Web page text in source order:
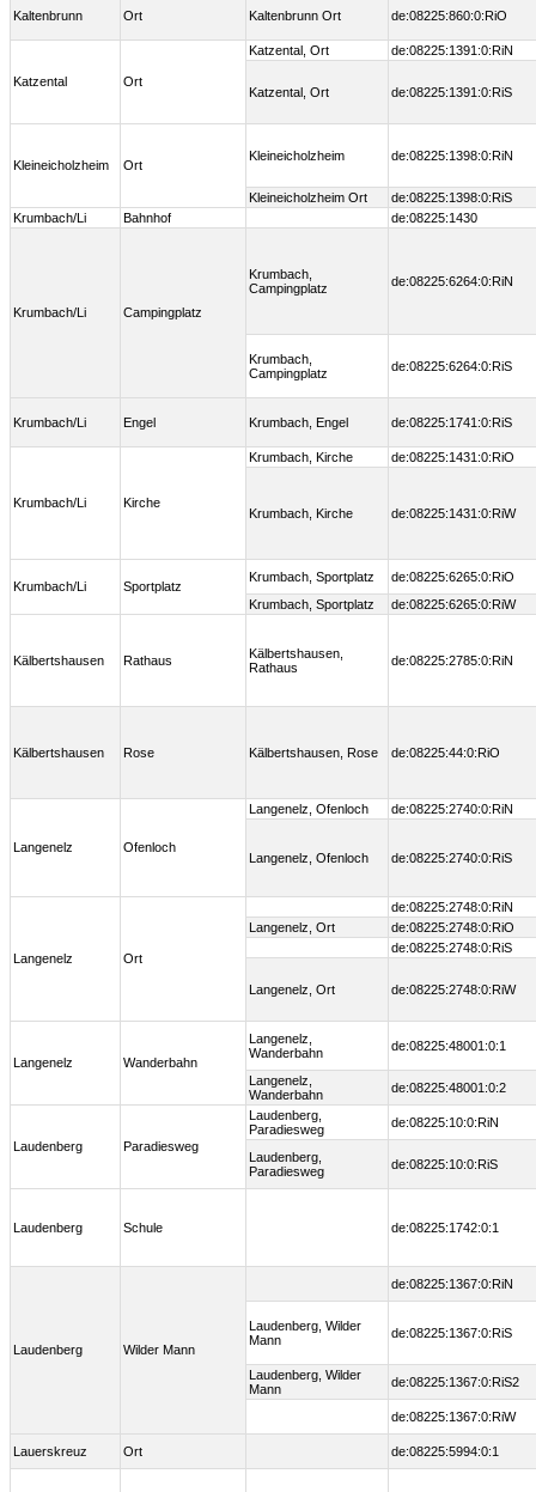
Kaltenbrunn Ort Kaltenbrunn Ort de:08225:860:0:RiO
Katzental Ort
Katzental, Ort de:08225:1391:0:RiN
Katzental, Ort de:08225:1391:0:RiS
Kleineicholzheim Ort
Kleineicholzheim de:08225:1398:0:RiN
Kleineicholzheim Ort
de:08225:1398:0:RiS
Krumbach/Li
Bahnhof de:08225:1430
Krumbach/Li Campingplatz
Krumbach,
Campingplatz
de:08225:6264:0:RiN
Krumbach,
Campingplatz
de:08225:6264:0:RiS
Krumbach/Li Engel Krumbach, Engel de:08225:1741:0:RiS
Krumbach/Li Kirche
Krumbach, Kirche de:08225:1431:0:RiO
Krumbach, Kirche de:08225:1431:0:RiW
Krumbach/Li Sportplatz
Krumbach, Sportplatz
de:08225:6265:0:RiO
Krumbach, Sportplatz
de:08225:6265:0:RiW
Kälbertshausen Rathaus
Kälbertshausen,
Rathaus
de:08225:2785:0:RiN
Kälbertshausen Rose Kälbertshausen, Rose de:08225:44:0:RiO
Langenelz Ofenloch
Langenelz, Ofenloch de:08225:2740:0:RiN
Langenelz, Ofenloch de:08225:2740:0:RiS
Langenelz Ort
de:08225:2748:0:RiN
Langenelz, Ort
de:08225:2748:0:RiO
de:08225:2748:0:RiS
Langenelz, Ort de:08225:2748:0:RiW
Langenelz Wanderbahn
Langenelz,
Wanderbahn
de:08225:48001:0:1
Langenelz,
Wanderbahn
de:08225:48001:0:2
Laudenberg Paradiesweg
Laudenberg,
Paradiesweg
de:08225:10:0:RiN
Laudenberg,
Paradiesweg
de:08225:10:0:RiS
Laudenberg Schule de:08225:1742:0:1
Laudenberg Wilder Mann
de:08225:1367:0:RiN
Laudenberg, Wilder
Mann
de:08225:1367:0:RiS
Laudenberg, Wilder
Mann
de:08225:1367:0:RiS2
de:08225:1367:0:RiW
Lauerskreuz Ort de:08225:5994:0:1